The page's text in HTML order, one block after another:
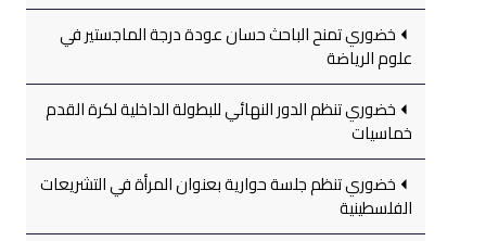
خضوري تمنح الباحث حسان عودة درجة الماجستير في
علوم الرياضة
خضوري تنظم الدور النهائي للبطولة الداخلية لكرة القدم
خماسيات
خضوري تنظم جلسة حوارية بعنوان المرأة في التشريعات
الفلسطينية